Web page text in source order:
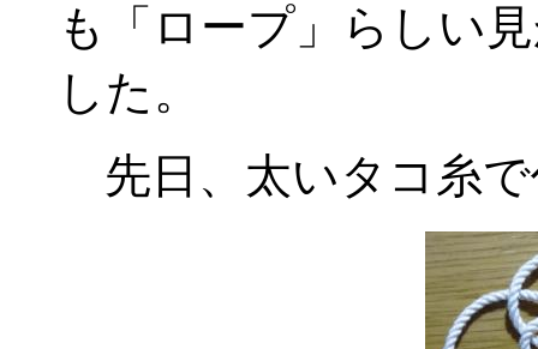
も「ロープ」らしい
した。
先日、太いタコ糸